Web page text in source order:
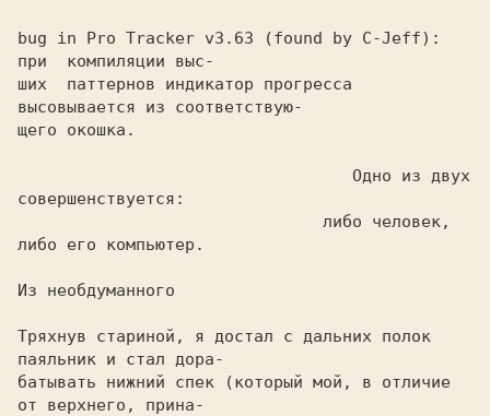
bug in Pro Tracker v3.63 (found by C-Jeff):
при  компиляции выс-
ших  паттернов индикатор прогресса
высовывается из соответствую-
щего окошка.
совершенствуется:
либо его компьютер.
Из необдуманного
Тряхнув стариной, я достал с дальних полок
паяльник и стал дора-
батывать нижний спек (который мой, в отличие
от верхнего, прина-